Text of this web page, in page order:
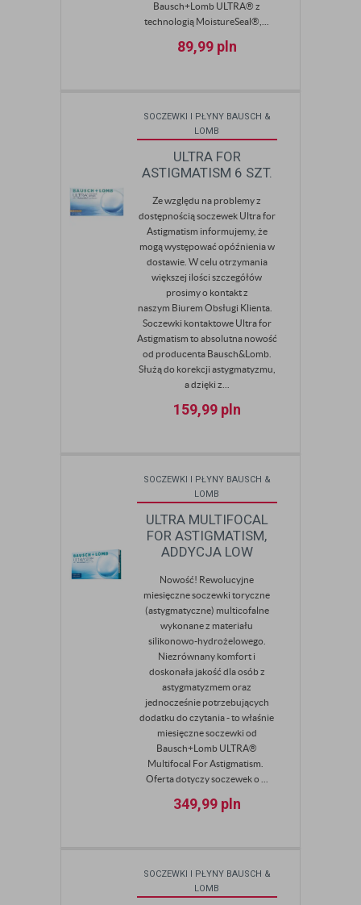
Bausch+Lomb ULTRA® z
technologią MoistureSeal®,...
89,99 pln
SOCZEWKI I PŁYNY BAUSCH &
LOMB
ULTRA FOR
ASTIGMATISM 6 SZT.
Ze względu na problemy z
dostępnością soczewek Ultra for
Astigmatism informujemy, że
mogą występować opóźnienia w
dostawie. W celu otrzymania
większej ilości szczegółów
prosimy o kontakt z
naszym Biurem Obsługi Klienta.
Soczewki kontaktowe Ultra for
Astigmatism to absolutna nowość
od producenta Bausch&Lomb.
Służą do korekcji astygmatyzmu,
a dzięki z...
159,99 pln
SOCZEWKI I PŁYNY BAUSCH &
LOMB
ULTRA MULTIFOCAL
FOR ASTIGMATISM,
ADDYCJA LOW
Nowość! Rewolucyjne
miesięczne soczewki toryczne
(astygmatyczne) multicofalne
wykonane z materiału
silikonowo-hydrożelowego.
Niezrównany komfort i
doskonała jakość dla osób z
astygmatyzmem oraz
jednocześnie potrzebujących
dodatku do czytania - to właśnie
miesięczne soczewki od
Bausch+Lomb ULTRA®
Multifocal For Astigmatism.
Oferta dotyczy soczewek o ...
349,99 pln
SOCZEWKI I PŁYNY BAUSCH &
LOMB